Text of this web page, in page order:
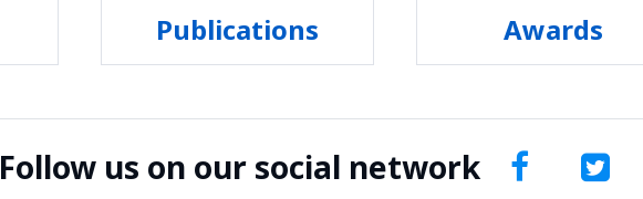
Publications Awards
Follow us on our social network